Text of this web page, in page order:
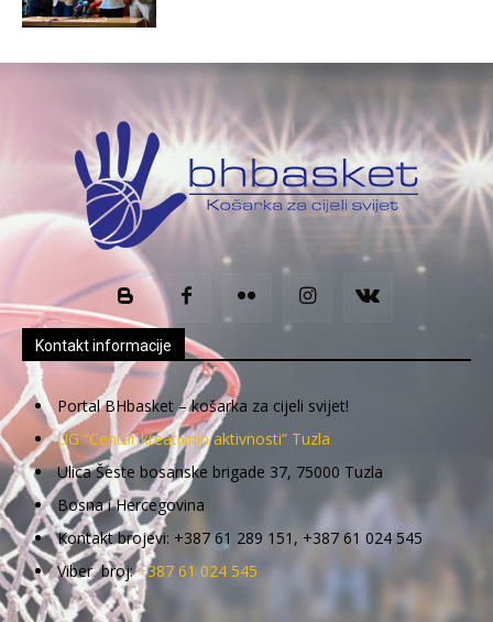
Kontakt informacije
Portal BHbasket – košarka za cijeli svijet!
UG “Centar kreativnih aktivnosti” Tuzla
Ulica Šeste bosanske brigade 37, 75000 Tuzla
Bosna i Hercegovina
Kontakt brojevi: +387 61 289 151, +387 61 024 545
Viber broj:+387 61 024 545